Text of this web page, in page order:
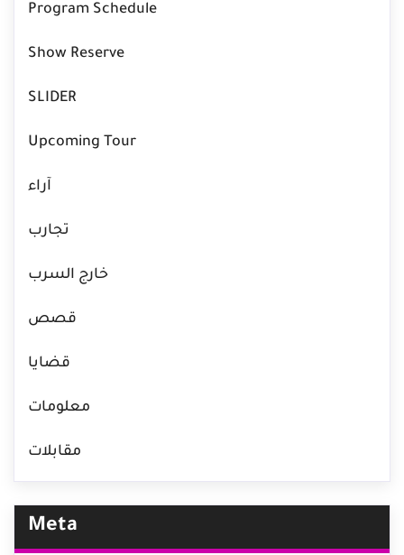
Program Schedule
Show Reserve
SLIDER
Upcoming Tour
آراء
تجارب
خارج السرب
قصص
قضايا
معلومات
مقابلات
Meta